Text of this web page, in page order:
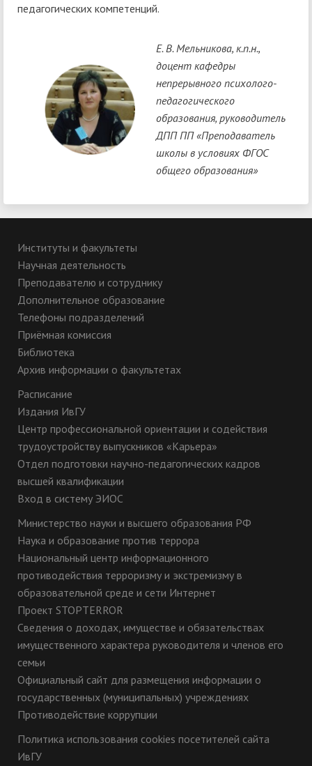
педагогических компетенций.
Е. В. Мельникова, к.п.н.,
доцент кафедры
непрерывного психолого-
педагогического
образования, руководитель
ДПП ПП «Преподаватель
школы в условиях ФГОС
общего образования»
Институты и факультеты
Научная деятельность
Преподавателю и сотруднику
Дополнительное образование
Телефоны подразделений
Приёмная комиссия
Библиотека
Архив информации о факультетах
Расписание
Издания ИвГУ
Центр профессиональной ориентации и содействия
трудоустройству выпускников «Карьера»
Отдел подготовки научно-педагогических кадров
высшей квалификации
Вход в систему ЭИОС
Министерство науки и высшего образования РФ
Наука и образование против террора
Национальный центр информационного
противодействия терроризму и экстремизму в
образовательной среде и сети Интернет
Проект STOPTERROR
Сведения о доходах, имуществе и обязательствах
имущественного характера руководителя и членов его
семьи
Официальный сайт для размещения информации о
государственных (муниципальных) учреждениях
Противодействие коррупции
Политика использования cookies посетителей сайта
ИвГУ